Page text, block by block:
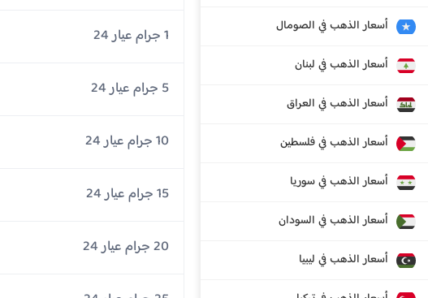
أسعار الذهب في الصومال
أسعار الذهب في لبنان
أسعار الذهب في العراق
أسعار الذهب في فلسطين
أسعار الذهب في سوريا
أسعار الذهب في السودان
أسعار الذهب في ليبيا
1 جرام عيار 24
5 جرام عيار 24
10 جرام عيار 24
15 جرام عيار 24
20 جرام عيار 24